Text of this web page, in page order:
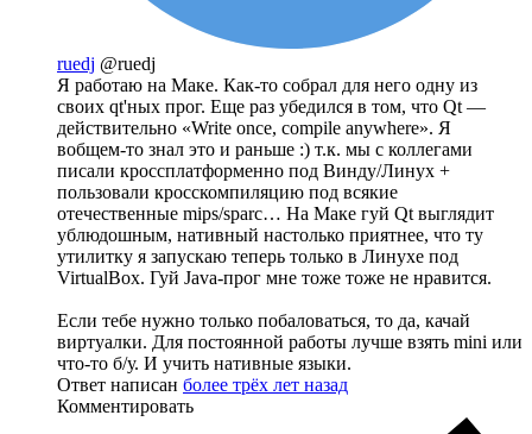
ruedj @ruedj
Я работаю на Маке. Как-то собрал для него одну из
своих qt'ных прог. Еще раз убедился в том, что Qt —
действительно «Write once, compile anywhere». Я
вобщем-то знал это и раньше :) т.к. мы с коллегами
писали кроссплатформенно под Винду/Линух +
пользовали кросскомпиляцию под всякие
отечественные mips/sparc… На Маке гуй Qt выглядит
ублюдошным, нативный настолько приятнее, что ту
утилитку я запускаю теперь только в Линухе под
VirtualBox. Гуй Java-прог мне тоже тоже не нравится.
Если тебе нужно только побаловаться, то да, качай
виртуалки. Для постоянной работы лучше взять mini или
что-то б/у. И учить нативные языки.
Ответ написан более трёх лет назад
Комментировать